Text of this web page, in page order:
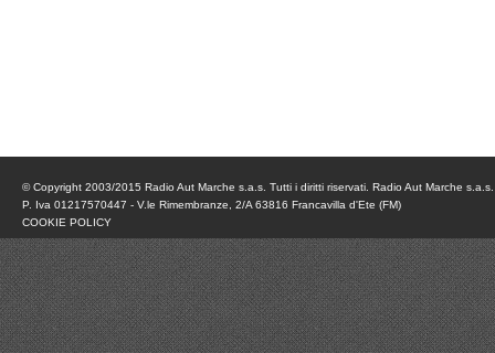
© Copyright 2003/2015 Radio Aut Marche s.a.s. Tutti i diritti riservati. Radio Aut Marche s.a.s.
P. Iva 01217570447 - V.le Rimembranze, 2/A 63816 Francavilla d'Ete (FM)
COOKIE POLICY